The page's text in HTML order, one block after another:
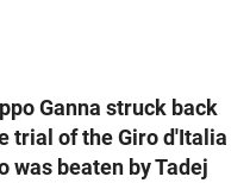
Ganna struck back
trial of the Giro d'Italia
was beaten by Tadej